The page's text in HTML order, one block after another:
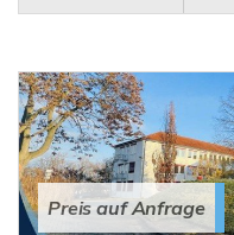
Preis auf Anfrage